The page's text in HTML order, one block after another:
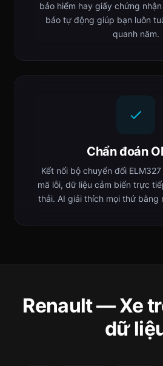
bảo hiểm hay giấy chứng
báo tự động giúp bạn luôn
quanh năm.
Chẩn đoán
Kết nối bộ chuyển đổi
mã lỗi, dữ liệu cảm biến trực
thải. AI giải thích mọi thứ bằng
Renault — Xe
dữ